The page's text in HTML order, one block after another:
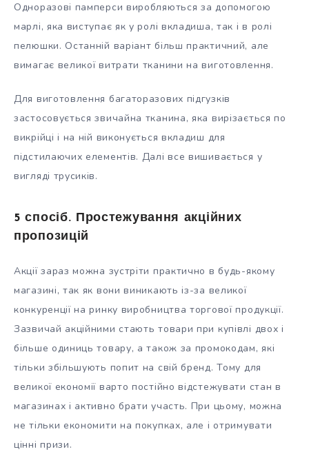
Одноразові памперси виробляються за допомогою
марлі, яка виступає як у ролі вкладиша, так і в ролі
пелюшки. Останній варіант більш практичний, але
вимагає великої витрати тканини на виготовлення.
Для виготовлення багаторазових підгузків
застосовується звичайна тканина, яка вирізається по
викрійці і на ній виконується вкладиш для
підстилаючих елементів. Далі все вишивається у
вигляді трусиків.
5 спосіб. Простежування акційних
пропозицій
Акції зараз можна зустріти практично в будь-якому
магазині, так як вони виникають із-за великої
конкуренції на ринку виробництва торгової продукції.
Зазвичай акційними стають товари при купівлі двох і
більше одиниць товару, а також за промокодам, які
тільки збільшують попит на свій бренд. Тому для
великої економії варто постійно відстежувати стан в
магазинах і активно брати участь. При цьому, можна
не тільки економити на покупках, але і отримувати
цінні призи.